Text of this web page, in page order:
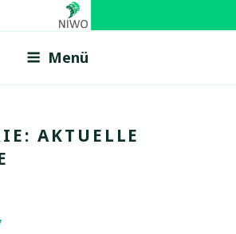
Wirtschaftsentwicklung in
Menü
AKTUELLE